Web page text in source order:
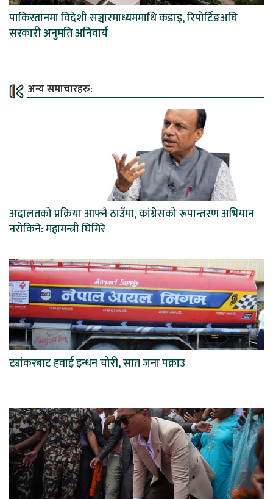
पाकिस्तानमा विदेशी सञ्चारमाध्यममाथि कडाइ, रिपोर्टिङअघि
सरकारी अनुमति अनिवार्य
अन्य समाचारहरु:
अदालतको प्रक्रिया आफ्नै ठाउँमा, कांग्रेसको रूपान्तरण अभियान
नरोकिने: महामन्त्री घिमिरे
ट्यांकरबाट हवाई इन्धन चोरी, सात जना पक्राउ